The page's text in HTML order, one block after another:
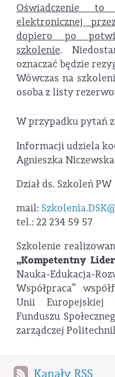
Oświadczenie
elektronicznej
dopiero po
szkolenie.
oznaczać będzie
Wówczas na
osoba z listy
W przypadku pytań
Informacji udziela
Agnieszka Niczewska
Dział ds. Szkoleń PW
mail:
tel.: 22 234 59 57
Szkolenie
„Kompetentny
Nauka-Edukacja-
Współpraca”
Unii Europejskiej
Funduszu
zarządczej